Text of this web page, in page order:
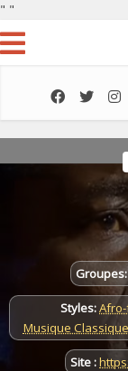
" "
Groupes:
Styles:
Musique
Site :